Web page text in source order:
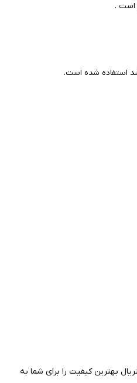
است .
استفاده شده است.
بهترین کیفیت را برای شما به